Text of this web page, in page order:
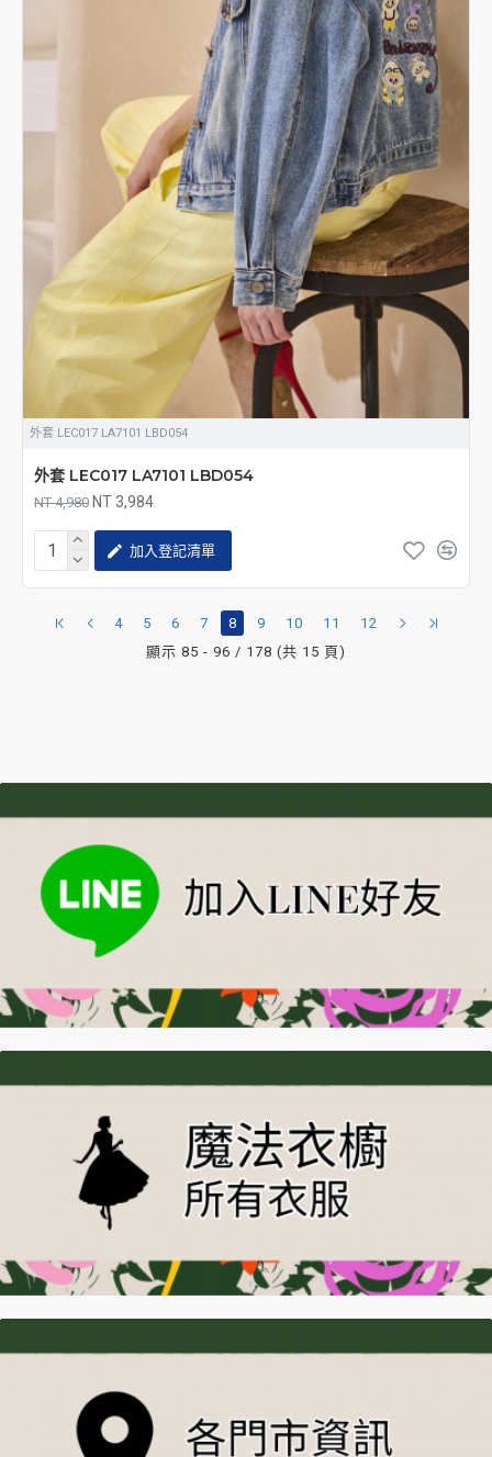
外套 LEC017 LA7101 LBD054
外套 LEC017 LA7101 LBD054
NT 4,980 NT 3,984
加入登記清單
4 5 6 7 8 9 10 11
12
顯示 85 - 96 / 178 (共 15 頁)